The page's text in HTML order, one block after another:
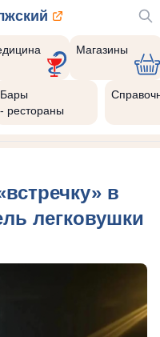
Магазины
Бары
- рестораны
в
легковушки